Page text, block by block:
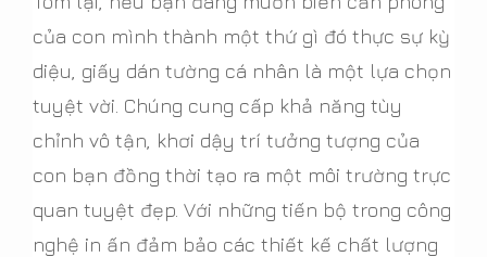
của con mình thành một thứ gì đó thực sự kỳ
diệu, giấy dán tường cá nhân là một lựa chọn
tuyệt vời. Chúng cung cấp khả năng tùy
chỉnh vô tận, khơi dậy trí tưởng tượng của
con bạn đồng thời tạo ra một môi trường trực
quan tuyệt đẹp. Với những tiến bộ trong công
nghệ in ấn đảm bảo các thiết kế chất lượng